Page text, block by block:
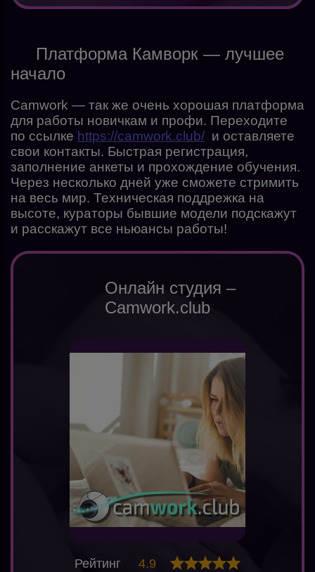
Платформа Камворк — лучшее
начало
Camwork — так же очень хорошая платформа
для работы новичкам и профи. Переходите
по ссылке https://camwork.club/ и оставляете
свои контакты. Быстрая регистрация,
заполнение анкеты и прохождение обучения.
Через несколько дней уже сможете стримить
на весь мир. Техническая поддрежка на
высоте, кураторы бывшие модели подскажут
и расскажут все ньюансы работы!
Онлайн студия –
Camwork.club
Рейтинг 4.9